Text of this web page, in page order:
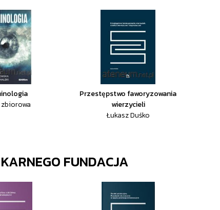
Przestępstwo faworyzowania
wierzycieli
Łukasz Duśko
FUNDACJA